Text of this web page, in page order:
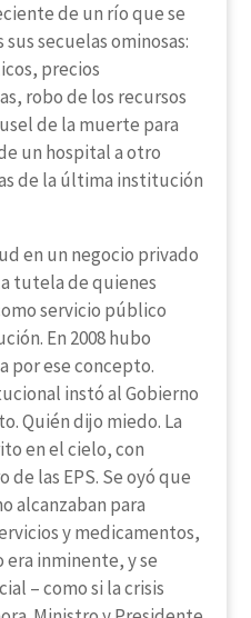
de un río que se
secuelas ominosas:
precios
robo de los recursos
de la muerte para
un hospital a otro
de la última institución
en un negocio privado
tutela de quienes
servicio público
En 2008 hubo
por ese concepto.
instó al Gobierno
Quién dijo miedo. La
en el cielo, con
las EPS. Se oyó que
alcanzaban para
y medicamentos,
inminente, y se
– como si la crisis